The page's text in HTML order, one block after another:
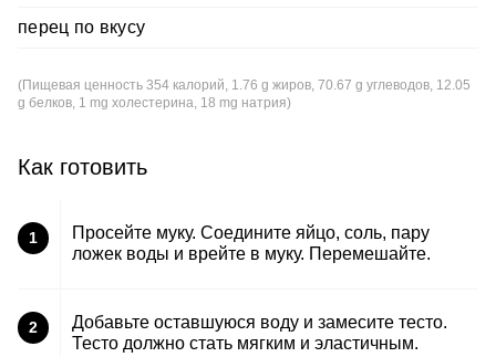
перец по вкусу
(Пищевая ценность 354 калорий, 1.76 g жиров, 70.67 g углеводов, 12.05
g белков, 1 mg холестерина, 18 mg натрия)
Как готовить
1
Просейте муку. Соедините яйцо, соль, пару
ложек воды и врейте в муку. Перемешайте.
2
Добавьте оставшуюся воду и замесите тесто.
Тесто должно стать мягким и эластичным.